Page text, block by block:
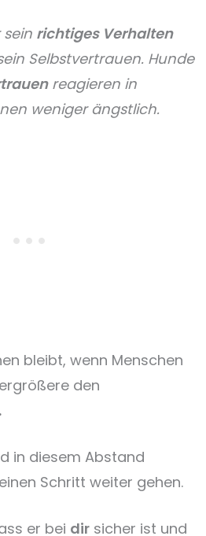
richtiges Verhalten
Selbstvertrauen. Hunde
reagieren in
weniger ängstlich.
bleibt, wenn Menschen
den
in diesem Abstand
Schritt weiter gehen.
er bei dir sicher ist und